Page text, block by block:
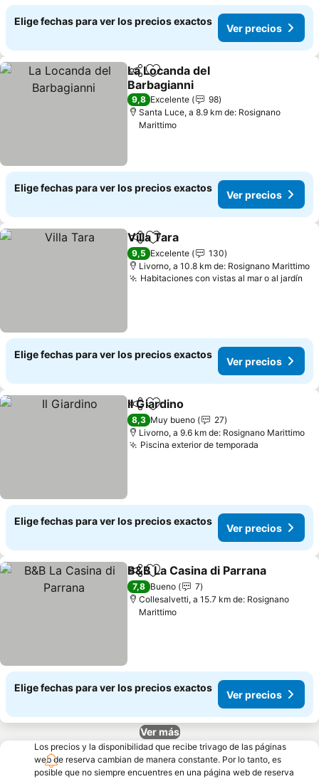
Elige fechas para ver los precios exactos
Ver precios
CompartirAgregar a favoritos
La Locanda del
Barbagianni
9,8 Excelente
98
Santa Luce, a 8.9 km de: Rosignano
Marittimo
Elige fechas para ver los precios exactos
Ver precios
CompartirAgregar a favoritos
Villa Tara
9,5 Excelente
130
Livorno, a 10.8 km de: Rosignano Marittimo
Habitaciones con vistas al mar o al jardín
Elige fechas para ver los precios exactos
Ver precios
CompartirAgregar a favoritos
Il Giardino
8,3 Muy bueno
27
Livorno, a 9.6 km de: Rosignano Marittimo
Piscina exterior de temporada
Elige fechas para ver los precios exactos
Ver precios
CompartirAgregar a favoritos
B&B La Casina di Parrana
7,8 Bueno
7
Collesalvetti, a 15.7 km de: Rosignano
Marittimo
Elige fechas para ver los precios exactos
Ver precios
Ver más
Los precios y la disponibilidad que recibe trivago de las páginas
web de reserva cambian de manera constante. Por lo tanto, es
posible que no siempre encuentres en una página web de reserva